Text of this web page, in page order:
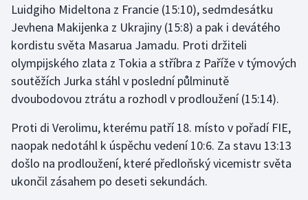
Jezdectví
Judo
Krasobruslení
Lyže a snowboard
Moderní pětiboj
Luidgiho Mideltona z Francie (15:10), sedmdesátku
Jevhena Makijenka z Ukrajiny (15:8) a pak i devátého
kordistu světa Masarua Jamadu. Proti držiteli
olympijského zlata z Tokia a stříbra z Paříže v týmových
soutěžích Jurka stáhl v poslední půlminutě
dvoubodovou ztrátu a rozhodl v prodloužení (15:14).
Proti di Verolimu, kterému patří 18. místo v pořadí FIE,
naopak nedotáhl k úspěchu vedení 10:6. Za stavu 13:13
došlo na prodloužení, které předloňský vicemistr světa
ukončil zásahem po deseti sekundách.